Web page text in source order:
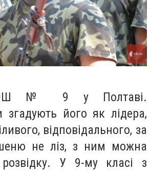
№ 9 у Полтаві.
згадують його як лідера,
відповідального, за
не ліз, з ним можна
У 9-му класі з